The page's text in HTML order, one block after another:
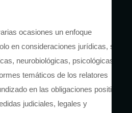
ocasiones un enfoque
en consideraciones jurídicas, sino
neurobiológicas, psicológicas y
temáticos de los relatores
en las obligaciones positivas
judiciales, legales y